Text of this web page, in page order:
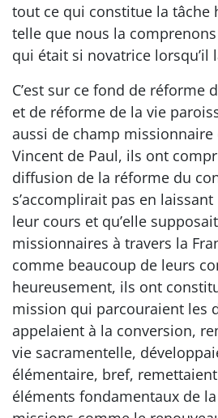
tout ce qui constitue la tâche
telle que nous la
qui était si novatrice
C’est sur ce fond de réforme
et de réforme de la vie
aussi de champ missionnaire
Vincent de Paul, ils ont
diffusion de la réforme du
s’accomplirait pas en
leur cours et qu’elle
missionnaires à travers la
comme beaucoup de leurs
heureusement, ils ont
mission qui parcouraient les
appelaient à la conversion,
vie sacramentelle,
élémentaire, bref,
éléments fondamentaux de